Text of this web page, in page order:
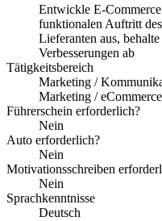
Entwickle E-
funktionalen Auftritt
Lieferanten aus,
Verbesserungen ab
Tätigkeitsbereich
Marketing /
Marketing / eCommerce
Führerschein erforderlich?
Nein
Auto erforderlich?
Nein
Motivationsschreiben
Nein
Sprachkenntnisse
Deutsch